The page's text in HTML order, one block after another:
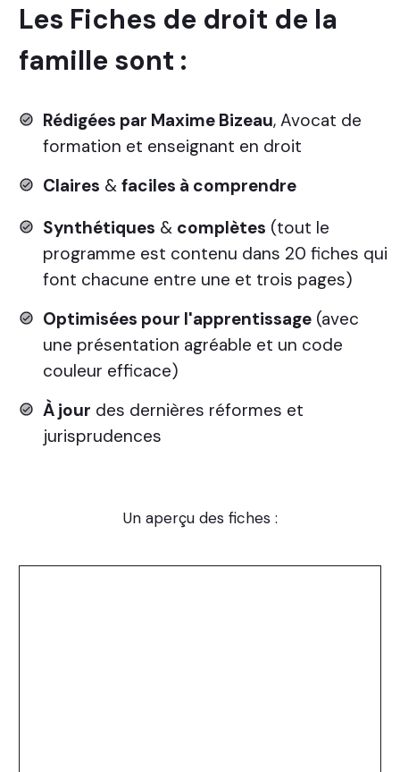
Les Fiches de droit de la
famille sont :
Rédigées par Maxime Bizeau, Avocat de
formation et enseignant en droit
Claires & faciles à comprendre
Synthétiques & complètes (tout le
programme est contenu dans 20 fiches qui
font chacune entre une et trois pages)
Optimisées pour l'apprentissage (avec
une présentation agréable et un code
couleur efficace)
À jour des dernières réformes et
jurisprudences
Un aperçu des fiches :